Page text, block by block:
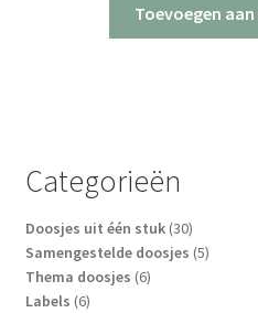
Toevoegen
Categorieën
Doosjes uit één stuk 3030
producten
Samengestelde doosjes 55
Thema doosjes 66
Labels 66